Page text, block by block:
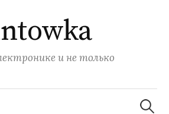
и не только
Найти: